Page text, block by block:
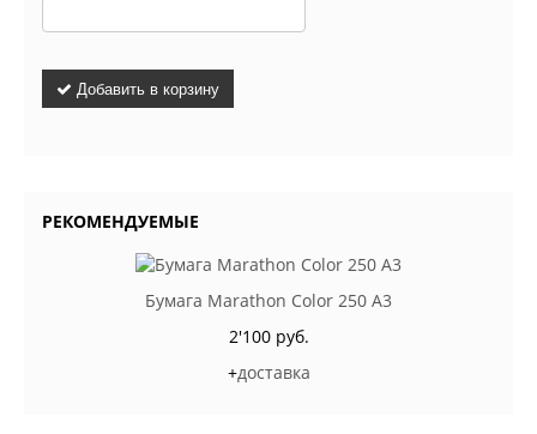
Добавить в корзину
РЕКОМЕНДУЕМЫЕ
Бумага Marathon Color 250 А3
2'100 руб.
+доставка